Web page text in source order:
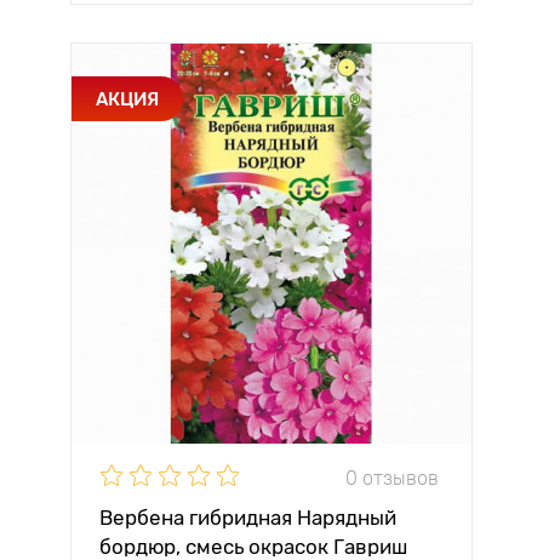
АКЦИЯ
0 отзывов
Вербена гибридная Нарядный
бордюр, смесь окрасок Гавриш